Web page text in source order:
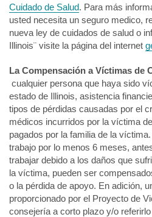
Cuidado de Salud. Para más
usted necesita un seguro medico,
nueva ley de cuidados de salud o
Illinois¨ visite la página del internet
La Compensación a Víctimas de
cualquier persona que haya sido
estado de Illinois, asistencia
tipos de pérdidas causadas por el
médicos incurridos por la víctima
pagados por la familia de la
trabajo por lo menos 6 meses,
trabajar debido a los daños que
la víctima, pueden ser
o la pérdida de apoyo. En adición,
proporcionado por el Proyecto de
consejería a corto plazo y/o